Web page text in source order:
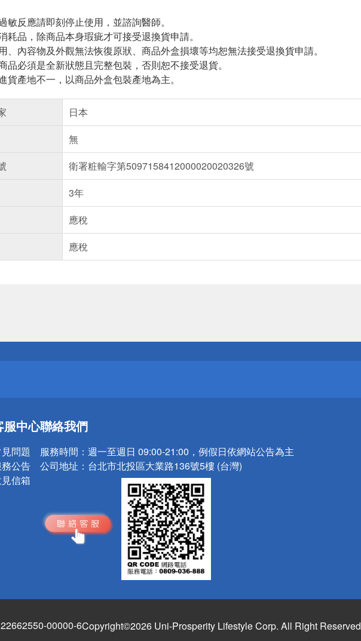
敏反應請即刻停止使用，並諮詢醫師。
耗品，除商品本身瑕疵才可接受退換貨申請。
、內容物及外觀無法恢復原狀、商品外盒損壞等均恕無法接受退換貨申請。
品必須是全新狀態且完整包裝，否則恕不接受退貨。
貨產地不一，以商品外盒包裝產地為主。
日本
無
衛署粧輸字第5097158412000020020326號
3年
應稅
應稅
小心！
小心！
服中心
問題
公告
信箱
聯絡我們
服務時間： 週一至週日 09:00-21:00，例假日依網站公告為主
公司地址： 台北市北投區大業路136號5樓 (台灣)
00000-6Copyright©2026 Uni-Prosperity Lifestyle Corp. All Right Reserved